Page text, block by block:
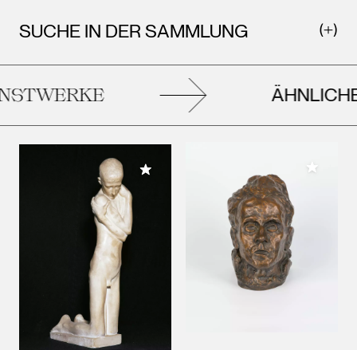
SUCHE IN DER SAMMLUNG
ÄHNLICHE
Meiner Sammlung hinzufügen Meiner